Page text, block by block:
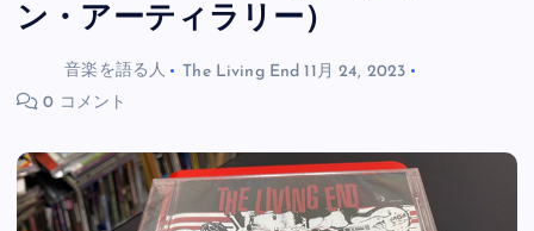
ン・アーティラリー）
音楽を語る人 The Living End 11月 24, 2023
0 コメント